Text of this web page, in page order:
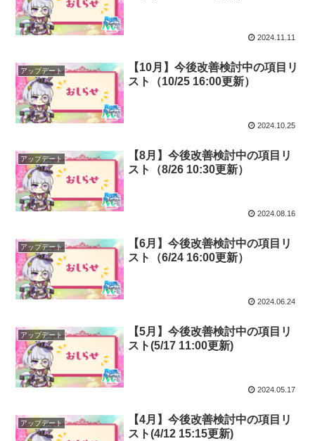
2024.11.11
アップデート
【10月】今後改善検討中の項目リ
スト（10/25 16:00更新）
2024.10.25
アップデート
【8月】今後改善検討中の項目リ
スト（8/26 10:30更新）
2024.08.16
アップデート
【6月】今後改善検討中の項目リ
スト（6/24 16:00更新）
2024.06.24
アップデート
【5月】今後改善検討中の項目リ
スト(5/17 11:00更新)
2024.05.17
アップデート
【4月】今後改善検討中の項目リ
スト(4/12 15:15更新)